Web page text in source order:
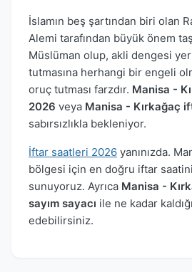
İslamın beş şartından biri olan
Alemi tarafından büyük önem
Müslüman olup, akli dengesi
tutmasına herhangi bir engeli
oruç tutması farzdır. Manisa -
2026 veya Manisa - Kırkağaç
sabırsızlıkla bekleniyor.
İftar saatleri 2026 yanınızda.
bölgesi için en doğru iftar
sunuyoruz. Ayrıca Manisa -
sayım sayacı ile ne kadar
edebilirsiniz.